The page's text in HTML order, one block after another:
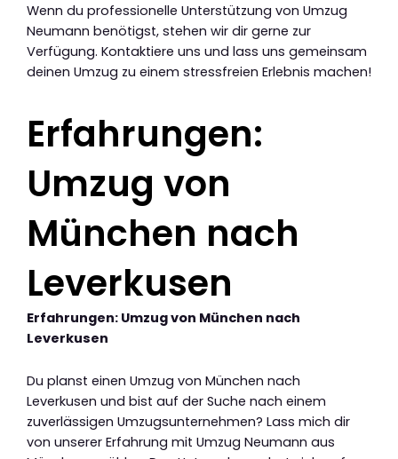
Wenn du professionelle Unterstützung von Umzug
Neumann benötigst, stehen wir dir gerne zur
Verfügung. Kontaktiere uns und lass uns gemeinsam
deinen Umzug zu einem stressfreien Erlebnis machen!
Erfahrungen:
Umzug von
München nach
Leverkusen
Erfahrungen: Umzug von München nach
Leverkusen
Du planst einen Umzug von München nach
Leverkusen und bist auf der Suche nach einem
zuverlässigen Umzugsunternehmen? Lass mich dir
von unserer Erfahrung mit Umzug Neumann aus